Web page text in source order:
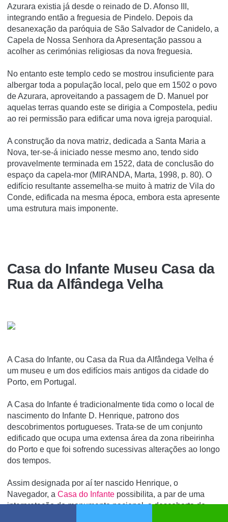
Azurara existia já desde o reinado de D. Afonso III,
integrando então a freguesia de Pindelo. Depois da
desanexação da paróquia de São Salvador de Canidelo, a
Capela de Nossa Senhora da Apresentação passou a
acolher as cerimónias religiosas da nova freguesia.
No entanto este templo cedo se mostrou insuficiente para
albergar toda a população local, pelo que em 1502 o povo
de Azurara, aproveitando a passagem de D. Manuel por
aquelas terras quando este se dirigia a Compostela, pediu
ao rei permissão para edificar uma nova igreja paroquial.
A construção da nova matriz, dedicada a Santa Maria a
Nova, ter-se-á iniciado nesse mesmo ano, tendo sido
provavelmente terminada em 1522, data de conclusão do
espaço da capela-mor (MIRANDA, Marta, 1998, p. 80). O
edifício resultante assemelha-se muito à matriz de Vila do
Conde, edificada na mesma época, embora esta apresente
uma estrutura mais imponente.
Casa do Infante Museu Casa da
Rua da Alfândega Velha
A Casa do Infante, ou Casa da Rua da Alfândega Velha é
um museu e um dos edifí­cios mais antigos da cidade do
Porto, em Portugal.
A Casa do Infante é tradicionalmente tida como o local de
nascimento do Infante D. Henrique, patrono dos
descobrimentos portugueses. Trata-se de um conjunto
edificado que ocupa uma extensa área da zona ribeirinha
do Porto e que foi sofrendo sucessivas alterações ao longo
dos tempos.
Assim designada por aí ter nascido Henrique, o
Navegador, a Casa do Infante possibilita, a par de uma
interpretação do monumento nacional, a descoberta de